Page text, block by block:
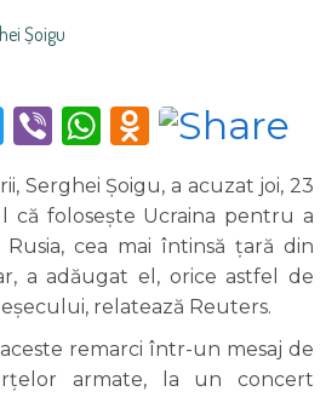
Șoigu
Twitter
ViberWhatsApp
Serghei Șoigu, a acuzat joi, 23
că folosește Ucraina pentru a
cea mai întinsă țară din
a adăugat el, orice astfel de
relatează Reuters.
remarci într-un mesaj de
armate, la un concert